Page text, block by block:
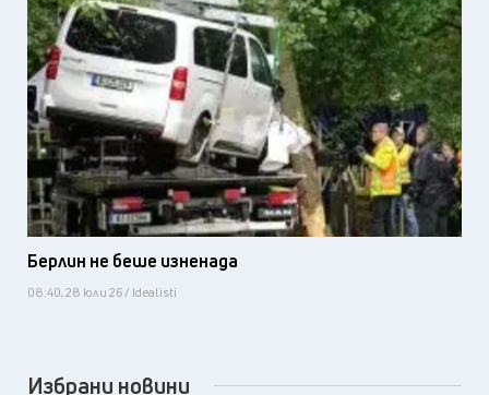
Берлин не беше изненада
08:40, 28 юли 26 / Idealisti
Избрани новини